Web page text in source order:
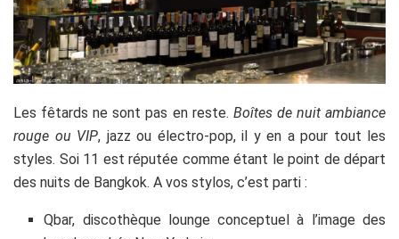
Les fêtards ne sont pas en reste. Boîtes de nuit ambiance
rouge ou VIP, jazz ou électro-pop, il y en a pour tout les
styles. Soi 11 est réputée comme étant le point de départ
des nuits de Bangkok. A vos stylos, c’est parti :
Qbar, discothèque lounge conceptuel à l’image des